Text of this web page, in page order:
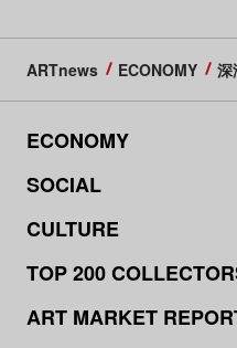
ARTnews ECONOMY 深
ECONOMY
SOCIAL
CULTURE
TOP 200
ART MARKET